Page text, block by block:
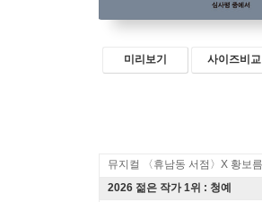
미리보기 사이즈비교
2026 젊은 작가 1위 : 청예